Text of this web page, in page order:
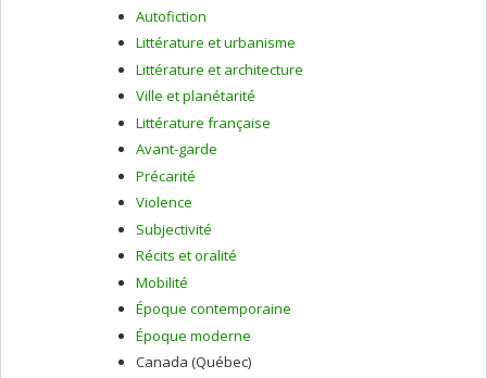
Autofiction
Littérature et urbanisme
Littérature et architecture
Ville et planétarité
Littérature française
Avant-garde
Précarité
Violence
Subjectivité
Récits et oralité
Mobilité
Époque contemporaine
Époque moderne
Canada (Québec)